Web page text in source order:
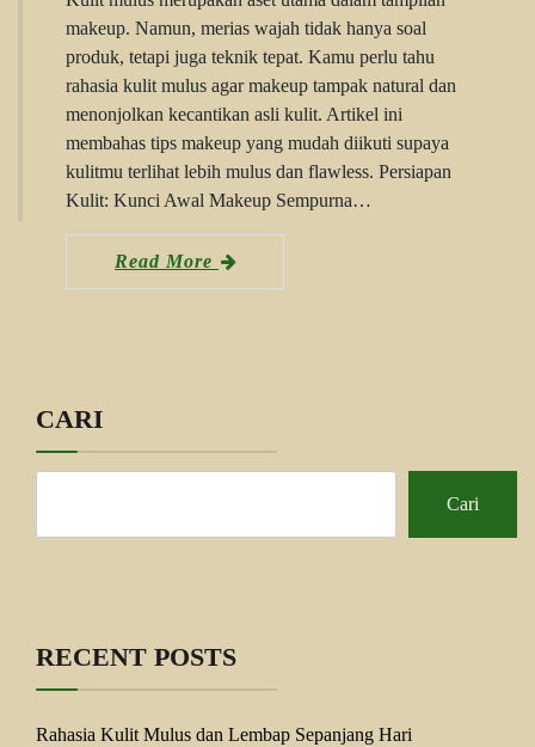
makeup. Namun, merias wajah tidak hanya soal
produk, tetapi juga teknik tepat. Kamu perlu tahu
rahasia kulit mulus agar makeup tampak natural dan
menonjolkan kecantikan asli kulit. Artikel ini
membahas tips makeup yang mudah diikuti supaya
kulitmu terlihat lebih mulus dan flawless. Persiapan
Kulit: Kunci Awal Makeup Sempurna…
Read More
CARI
Cari
RECENT POSTS
Rahasia Kulit Mulus dan Lembap Sepanjang Hari